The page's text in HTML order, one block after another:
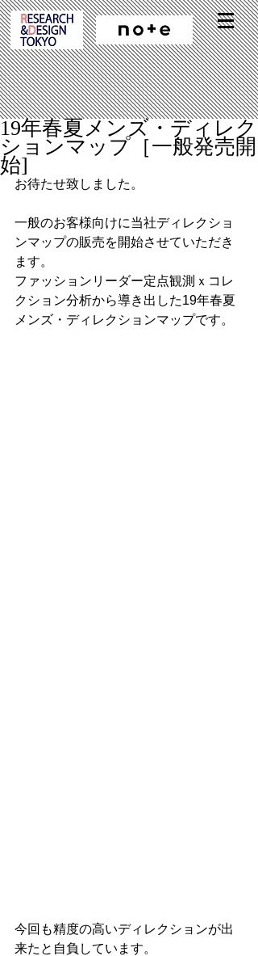
19年春夏メンズ・ディレク
ションマップ［一般発売開
始]
お待たせ致しました。
一般のお客様向けに当社ディレクショ
ンマップの販売を開始させていただき
ます。
ファッションリーダー定点観測ｘコレ
クション分析から導き出した19年春夏
メンズ・ディレクションマップです。
今回も精度の高いディレクションが出
来たと自負しています。